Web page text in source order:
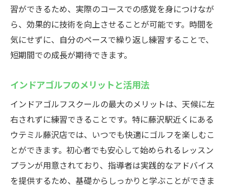
シミュレーターを使った効果的な練習方法
実際のゴルフコースを再現したシミュレー
ション体験
データ分析で自分の弱点を克服しよう
上法
シミュレーターを活用した個別指導の特徴
仕事帰りでもOK！インドアゴルフスクールで効
率的にスキルアップ
仕事終わりにリフレッシュ！ゴルフの魅力
忙しいビジネスマンに最適な時短練習法
習ができるため、実際のコースでの感覚を身につけなが
ら、効果的に技術を向上させることが可能です。時間を
気にせずに、自分のペースで繰り返し練習することで、
短期間での成長が期待できます。
インドアゴルフのメリットと活用法
インドアゴルフスクールの最大のメリットは、天候に左
右されずに練習できることです。特に藤沢駅近くにある
ウテミル藤沢店では、いつでも快適にゴルフを楽しむこ
とができます。初心者でも安心して始められるレッスン
プランが用意されており、指導者は実践的なアドバイス
を提供するため、基礎からしっかりと学ぶことができま